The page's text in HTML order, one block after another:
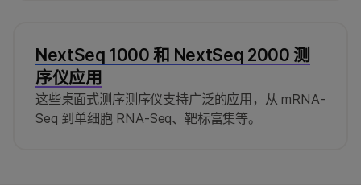
NextSeq 1000 和 NextSeq 2000 测
序仪应用
这些桌面式测序测序仪支持广泛的应用，从 mRNA-
Seq 到单细胞 RNA-Seq、靶标富集等。